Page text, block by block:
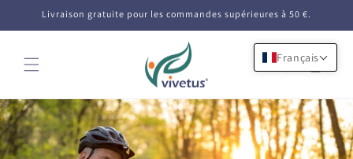
passer
au
Livraison gratuite pour les commandes supérieures à 50 €.
Panier
Français